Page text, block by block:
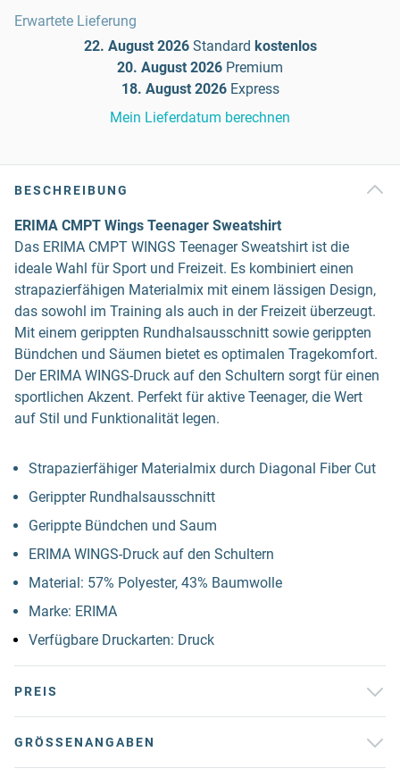
Erwartete Lieferung
22. August 2026 Standard kostenlos
20. August 2026 Premium
18. August 2026 Express
Mein Lieferdatum berechnen
BESCHREIBUNG
ERIMA CMPT Wings Teenager Sweatshirt
Das ERIMA CMPT WINGS Teenager Sweatshirt ist die
ideale Wahl für Sport und Freizeit. Es kombiniert einen
strapazierfähigen Materialmix mit einem lässigen Design,
das sowohl im Training als auch in der Freizeit überzeugt.
Mit einem gerippten Rundhalsausschnitt sowie gerippten
Bündchen und Säumen bietet es optimalen Tragekomfort.
Der ERIMA WINGS-Druck auf den Schultern sorgt für einen
sportlichen Akzent. Perfekt für aktive Teenager, die Wert
auf Stil und Funktionalität legen.
Strapazierfähiger Materialmix durch Diagonal Fiber Cut
Gerippter Rundhalsausschnitt
Gerippte Bündchen und Saum
ERIMA WINGS-Druck auf den Schultern
Material: 57% Polyester, 43% Baumwolle
Marke: ERIMA
Verfügbare Druckarten: Druck
PREIS
GRÖSSENANGABEN